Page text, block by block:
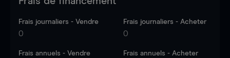
Frais journaliers - Vendre
0
Frais journaliers - Acheter
0
Frais annuels - Vendre Frais annuels - Acheter